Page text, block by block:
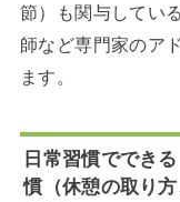
節）も関与してい
師など専門家のア
ます。
日常習慣ででき
慣（休憩の取り